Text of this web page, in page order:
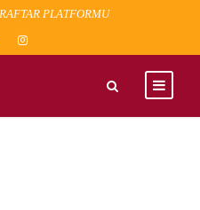
PLATFORMU